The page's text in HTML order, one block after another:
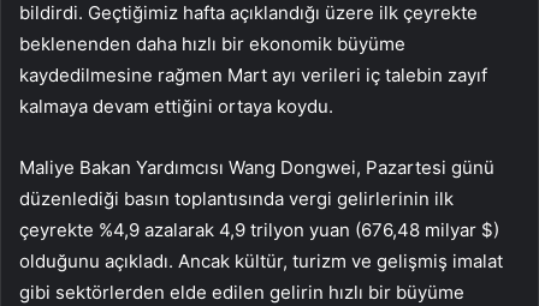
bildirdi. Geçtiğimiz hafta açıklandığı üzere ilk çeyrekte
beklenenden daha hızlı bir ekonomik büyüme
kaydedilmesine rağmen Mart ayı verileri iç talebin zayıf
kalmaya devam ettiğini ortaya koydu.
Maliye Bakan Yardımcısı Wang Dongwei, Pazartesi günü
düzenlediği basın toplantısında vergi gelirlerinin ilk
çeyrekte %4,9 azalarak 4,9 trilyon yuan (676,48 milyar $)
olduğunu açıkladı. Ancak kültür, turizm ve gelişmiş imalat
gibi sektörlerden elde edilen gelirin hızlı bir büyüme